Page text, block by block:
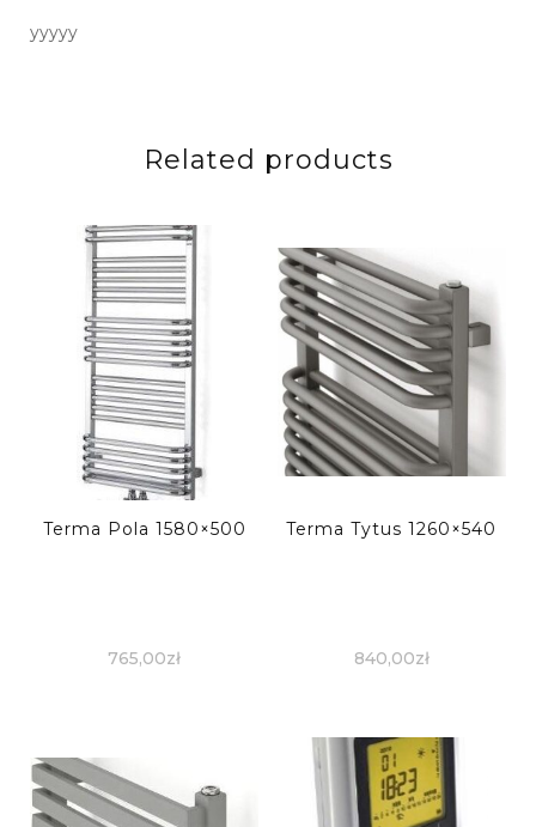
yyyyy
Related products
Terma Pola 1580×500
765,00zł
Terma Tytus 1260×540
840,00zł